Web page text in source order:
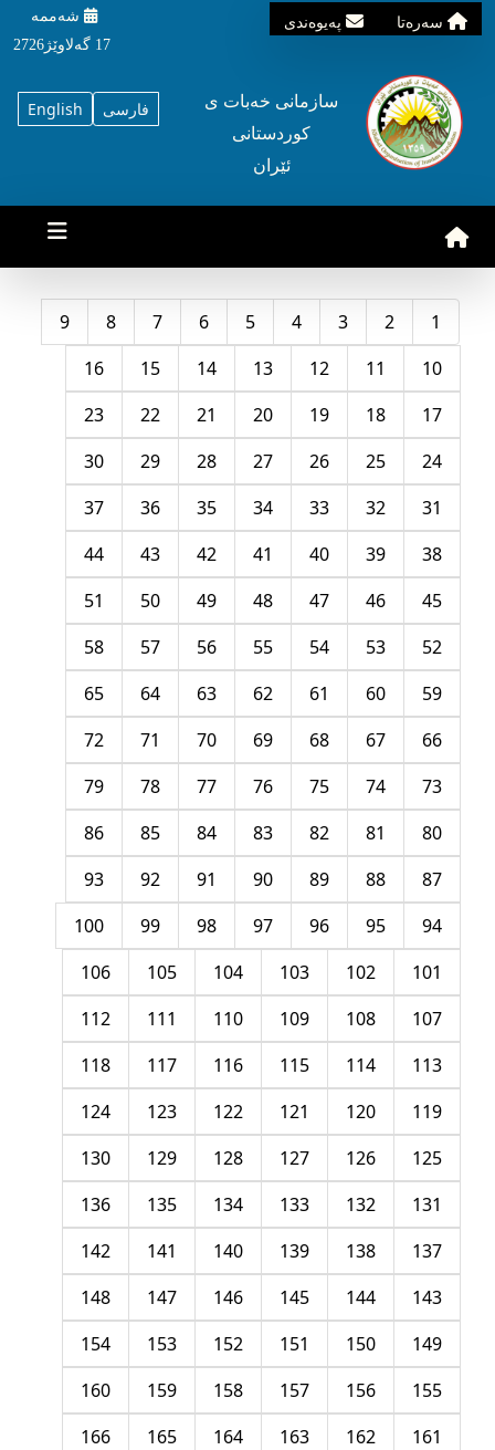
سه‌ره‌تا په‌یوه‌ندی
شه‌ممه‌
17 گه‌لاوێژ2726
English فارسی
سازمانی خه‌بات ی
کوردستانی
ئێران
1
2
3
4
5
6
7
8
9
10
11
12
13
14
15
16
17
18
19
20
21
22
23
24
25
26
27
28
29
30
31
32
33
34
35
36
37
38
39
40
41
42
43
44
45
46
47
48
49
50
51
52
53
54
55
56
57
58
59
60
61
62
63
64
65
66
67
68
69
70
71
72
73
74
75
76
77
78
79
80
81
82
83
84
85
86
87
88
89
90
91
92
93
94
95
96
97
98
99
100
101
102
103
104
105
106
107
108
109
110
111
112
113
114
115
116
117
118
119
120
121
122
123
124
125
126
127
128
129
130
131
132
133
134
135
136
137
138
139
140
141
142
143
144
145
146
147
148
149
150
151
152
153
154
155
156
157
158
159
160
161
162
163
164
165
166